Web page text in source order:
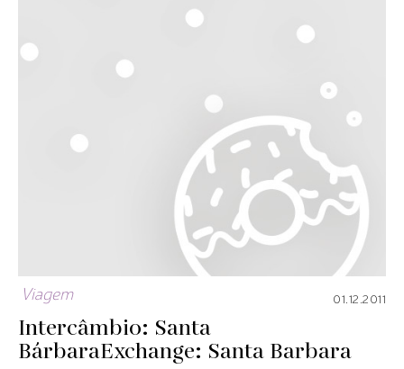
Viagem 01.12.2011
Intercâmbio: Santa
BárbaraExchange: Santa Barbara